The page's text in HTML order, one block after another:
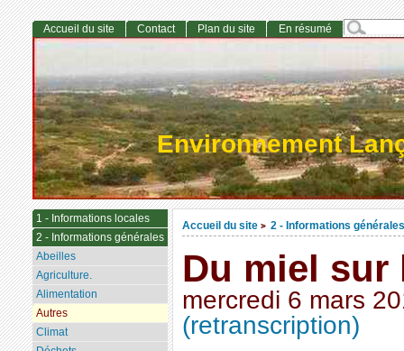
Environnement
Accueil du site > 2 - Informations générales
Du miel sur
mercredi 6 mars
(retranscription)
Accueil du site Contact Plan du site En résumé
1 - Informations locales
2 - Informations générales
Abeilles
Agriculture.
Alimentation
Autres
Climat